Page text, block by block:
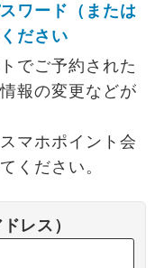
ワード（または
ださい
でご予約された
報の変更などが
マホポイント会
ください。
レス）